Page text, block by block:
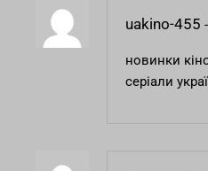
uakino-455 -
новинки
серіали